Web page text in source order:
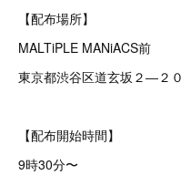
【配布場所】
MALTiPLE MANiACS前
東京都渋谷区道玄坂２―２
【配布開始時間】
9時30分〜